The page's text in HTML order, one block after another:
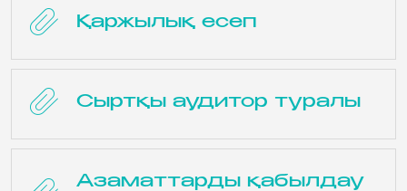
Қаржылық есеп
Сыртқы аудитор туралы
Азаматтарды қабылдау